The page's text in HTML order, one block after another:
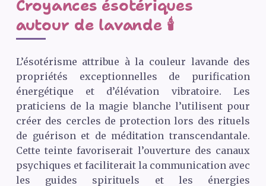
Croyances ésotériques
autour de lavande 🕯️
L’ésotérisme attribue à la couleur lavande des
propriétés exceptionnelles de purification
énergétique et d’élévation vibratoire. Les
praticiens de la magie blanche l’utilisent pour
créer des cercles de protection lors des rituels
de guérison et de méditation transcendantale.
Cette teinte favoriserait l’ouverture des canaux
psychiques et faciliterait la communication avec
les guides spirituels et les énergies